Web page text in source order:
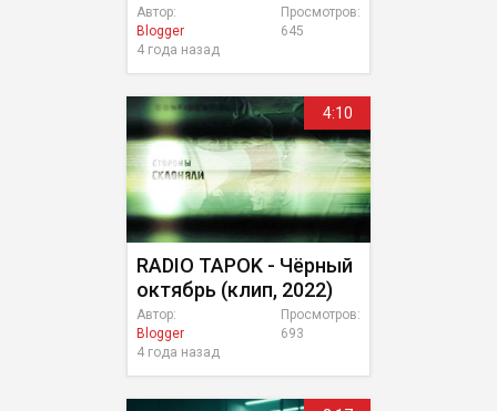
Просмотров:
645
Автор:
Blogger
4 года назад
4:10
RADIO TAPOK - Чёрный
октябрь (клип, 2022)
Просмотров:
693
Автор:
Blogger
4 года назад